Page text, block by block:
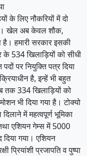
के लिए नौकरियों में दो
है। खेल अब केवल शौक,
है। हमारी सरकार इसकी
के 534 खिलाड़ियों को सीधी
पर नियुक्ति पत्र दिया
है, इन्हें भी बहुत
तक 334 खिलाड़ियों को
भी दिया गया है। टोक्यो
में महत्वपूर्ण भूमिका
एशियन गेम्स में 5000
दिया गया। एशियन
प्रियांशी प्रजापति व पुष्पा